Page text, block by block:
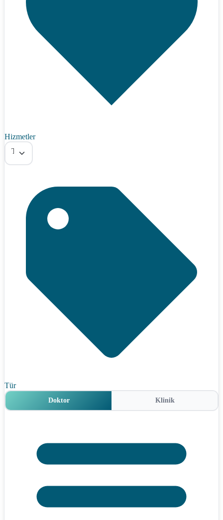
Hizmetler
Tümü
Tür
Doktor Klinik